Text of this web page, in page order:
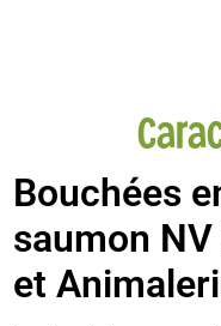
Bouchées
saumon
et